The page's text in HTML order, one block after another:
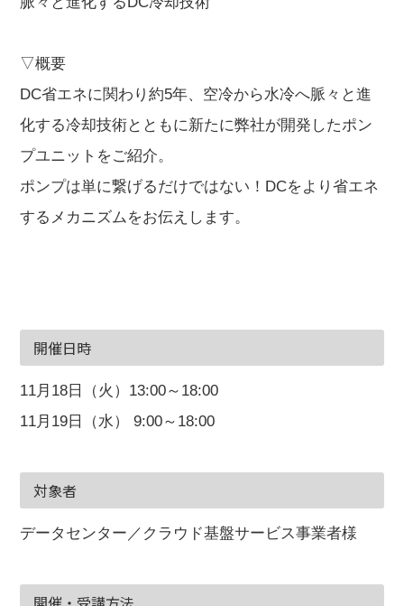
▽概要
DC省エネに関わり約5年、空冷から水冷へ脈々と進
化する冷却技術とともに新たに弊社が開発したポン
プユニットをご紹介。
ポンプは単に繋げるだけではない！DCをより省エネ
するメカニズムをお伝えします。
開催日時
11月18日（火）13:00～18:00
11月19日（水） 9:00～18:00
対象者
データセンター／クラウド基盤サービス事業者様